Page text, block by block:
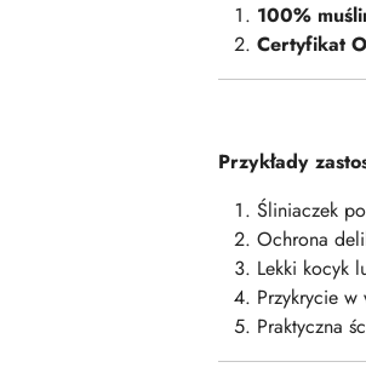
100%
Certyfikat
Przykłady
Śliniaczek
Ochrona
Lekki kocyk
Przykrycie w
Praktyczna